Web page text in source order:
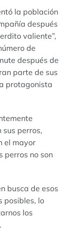
la población
después
valiente”,
de
después de
parte de sus
protagonista
sus perros,
el mayor
perros no son
busca de esos
posibles, lo
los